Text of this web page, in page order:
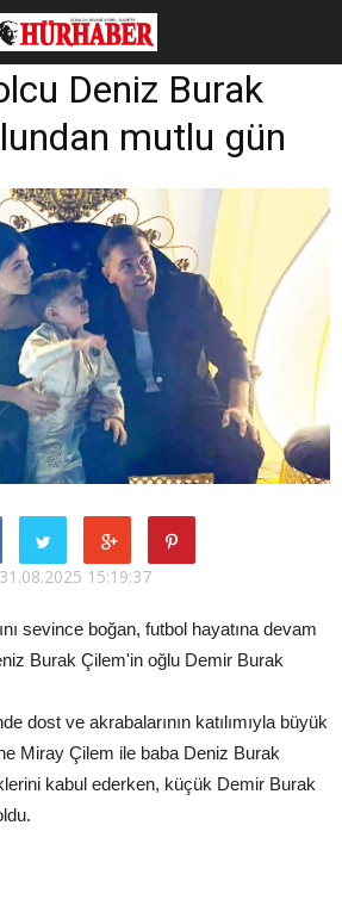
Deniz Burak
mutlu gün
31.08.2025 15:19:37
sevince boğan, futbol hayatına devam
Burak Çilem'in oğlu Demir Burak
dost ve akrabalarının katılımıyla büyük
Miray Çilem ile baba Deniz Burak
kabul ederken, küçük Demir Burak